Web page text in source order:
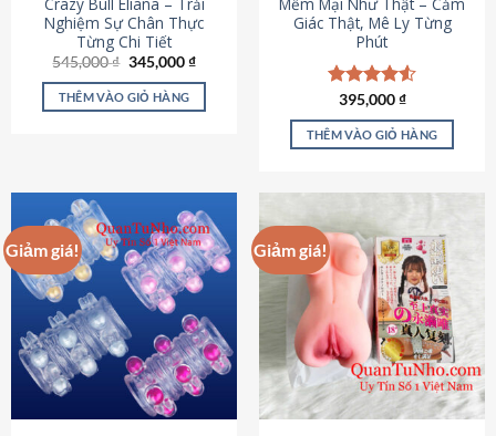
Crazy Bull Eliana – Trải
Nghiệm Sự Chân Thực
Từng Chi Tiết
545,000₫ Giá
là:
545,000 ₫.
345,000₫Giá
tại
THÊM VÀO GIỎ HÀNG
Mềm Mại Như Thật – Cảm
Giác Thật, Mê Ly Từng
Phút
Được xếp
hạng4.53
5 sao
395,000₫
THÊM VÀO GIỎ HÀNG
Giảm giá! Giảm giá!